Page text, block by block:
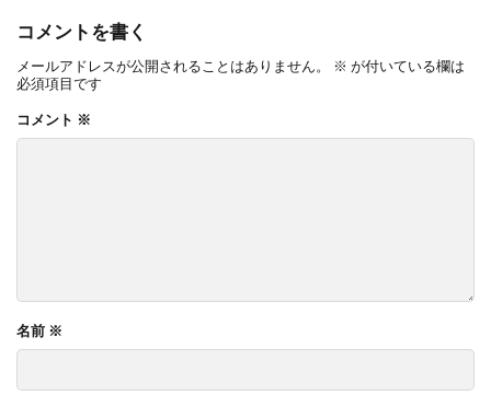
コメントを書く
メールアドレスが公開されることはありません。 ※ が付いている欄は
必須項目です
コメント ※
名前 ※
OnlyOne ネットペブル
OnlyOne パーサス
OnlyOne パーサスネオ
OnlyOne ピース カラフル
OnlyOne フォレストヒルズガーデンライト
OnlyOne モデルノ プラスエフ
OnlyOne モデルノW